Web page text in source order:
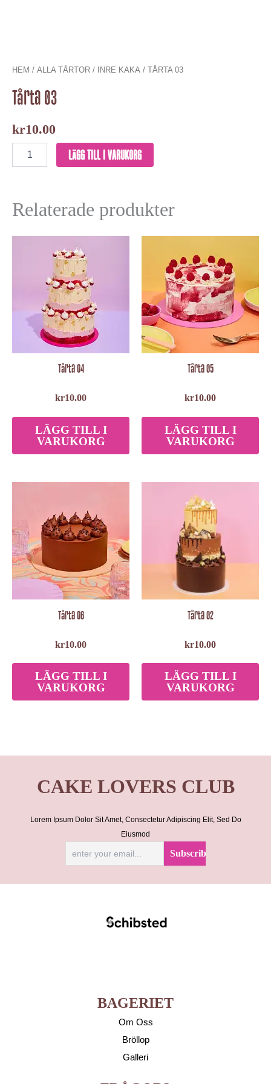
HEM / ALLA TÅRTOR / INRE KAKA / TÅRTA 03
Tårta 03
kr10.00
LÄGG TILL I VARUKORG
Relaterade produkter
Tårta 04
kr10.00
LÄGG TILL I
VARUKORG
Tårta 05
kr10.00
LÄGG TILL I
VARUKORG
Tårta 06
kr10.00
LÄGG TILL I
VARUKORG
Tårta 02
kr10.00
LÄGG TILL I
VARUKORG
CAKE LOVERS CLUB
Lorem Ipsum Dolor Sit Amet, Consectetur Adipiscing Elit, Sed Do
Eiusmod
BAGERIET
Om Oss
Bröllop
Galleri